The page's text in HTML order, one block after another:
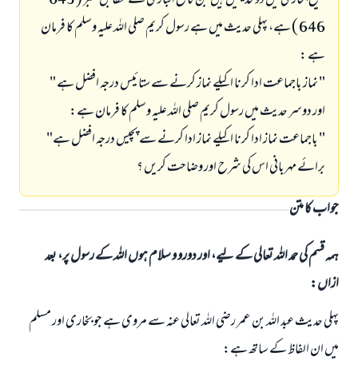
646 ) ہے، پہلى حديث ميں ہے رسول كريم صلى اللہ عليہ وسلم كا فرمان
ہے :
" نماز باجماعت ادا كرنا اكيلے نماز كرنے سے ستائيس درجہ افضل ہے "
اور دوسر حديث ميں رسول كريم صلى اللہ عليہ وسلم كا فرمان ہے:
" باجماعت نماز ادا كرنا اكيلے نماز ادا كرنے سے پچيس درجہ افضل ہے"
برائے مہربانى اس كى شرح اور وضاحت كريں ؟
جواب کا متن
ہمہ قسم کی حمد اللہ تعالی کے لیے، اور دورو و سلام ہوں اللہ کے رسول پر، بعد
ازاں:
پہلى حديث عبد اللہ بن عمر رضى اللہ تعالى عنہ سے مروى ہے جو بخارى اور مسلم
ميں ان الفاظ كے ساتھ ہے: